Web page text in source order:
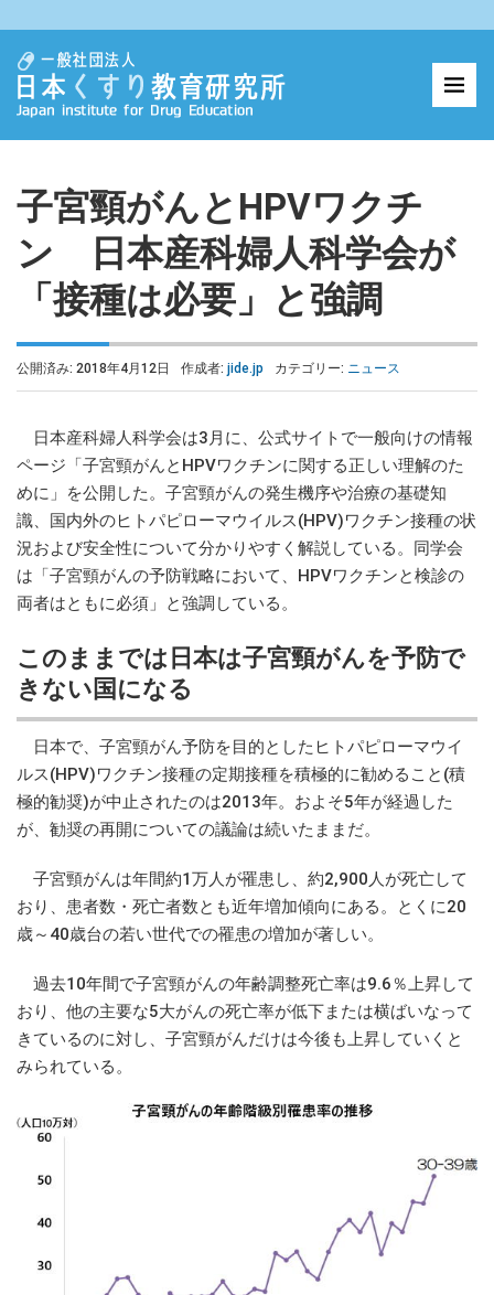
子宮頸がんとHPVワクチ
ン 日本産科婦人科学会が
「接種は必要」と強調
公開済み: 2018年4月12日 作成者: jide.jp カテゴリー: ニュース
日本産科婦人科学会は3月に、公式サイトで一般向けの情報
ページ「子宮頸がんとHPVワクチンに関する正しい理解のた
めに」を公開した。子宮頸がんの発生機序や治療の基礎知
識、国内外のヒトパピローマウイルス(HPV)ワクチン接種の状
況および安全性について分かりやすく解説している。同学会
は「子宮頸がんの予防戦略において、HPVワクチンと検診の
両者はともに必須」と強調している。
このままでは日本は子宮頸がんを予防で
きない国になる
日本で、子宮頸がん予防を目的としたヒトパピローマウイ
ルス(HPV)ワクチン接種の定期接種を積極的に勧めること(積
極的勧奨)が中止されたのは2013年。およそ5年が経過した
が、勧奨の再開についての議論は続いたままだ。
子宮頸がんは年間約1万人が罹患し、約2,900人が死亡して
おり、患者数・死亡者数とも近年増加傾向にある。とくに20
歳～40歳台の若い世代での罹患の増加が著しい。
過去10年間で子宮頸がんの年齢調整死亡率は9.6％上昇して
おり、他の主要な5大がんの死亡率が低下または横ばいなって
きているのに対し、子宮頸がんだけは今後も上昇していくと
みられている。